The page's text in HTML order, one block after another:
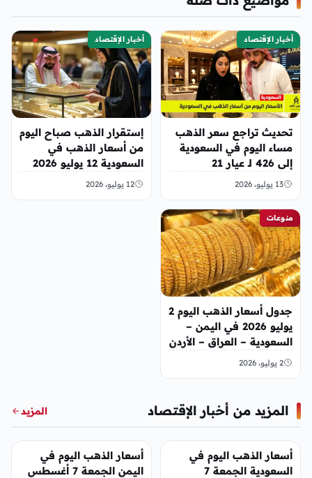
أخبار الإقتصاد
تحديث تراجع سعر الذهب
مساء اليوم في السعودية
إلى 426 لـ عيار 21
13 يوليو، 2026
أخبار الإقتصاد
إستقرار الذهب صباح اليوم
من أسعار الذهب في
السعودية 12 يوليو 2026
12 يوليو، 2026
منوعات
جدول أسعار الذهب اليوم 2
يوليو 2026 في اليمن –
السعودية – العراق – الأردن
2 يوليو، 2026
المزيد من أخبار الإقتصاد المزيد
أخبار الإقتصاد
أسعار الذهب اليوم في
السعودية الجمعة 7
أخبار الإقتصاد
أسعار الذهب اليوم في
اليمن الجمعة 7 أغسطس